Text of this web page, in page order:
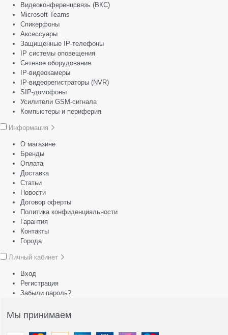
Видеоконференцсвязь (ВКС)
Microsoft Teams
Спикерфоны
Аксессуары
Защищенные IP-телефоны
IP системы оповещения
Сетевое оборудование
IP-видеокамеры
IP-видеорегистраторы (NVR)
SIP-домофоны
Усилители GSM-сигнала
Компьютеры и периферия
Информация
О магазине
Бренды
Оплата
Доставка
Статьи
Новости
Договор оферты
Политика конфиденциальности
Гарантия
Контакты
Города
Личный кабинет
Вход
Регистрация
Забыли пароль?
Мы принимаем